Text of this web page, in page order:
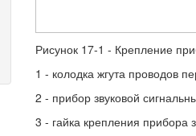
Рисунок 17-1 - Крепление
1 - колодка жгута проводов
2 - прибор звуковой
3 - гайка крепления прибора